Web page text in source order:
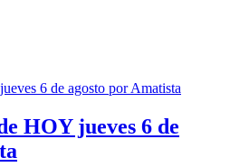
HOY jueves 6 de